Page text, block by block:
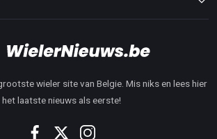
wieler site van Belgie. Mis niks en lees hier
het laatste nieuws als eerste!